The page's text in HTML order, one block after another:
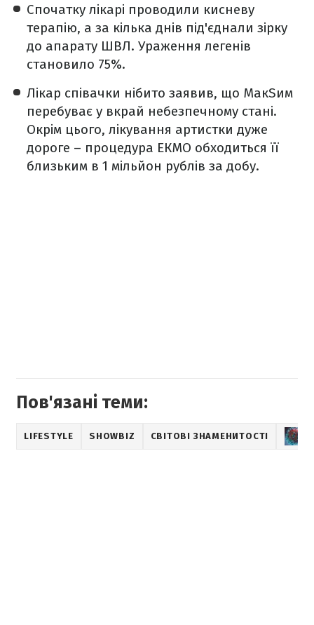
Спочатку лікарі проводили кисневу
терапію, а за кілька днів під'єднали зірку
до апарату ШВЛ. Ураження легенів
становило 75%.
Лікар співачки нібито заявив, що МакSим
перебуває у вкрай небезпечному стані.
Окрім цього, лікування артистки дуже
дороге – процедура ЕКМО обходиться її
близьким в 1 мільйон рублів за добу.
Пов'язані теми:
LIFESTYLE SHOWBIZ СВІТОВІ ЗНАМЕНИТОСТІ